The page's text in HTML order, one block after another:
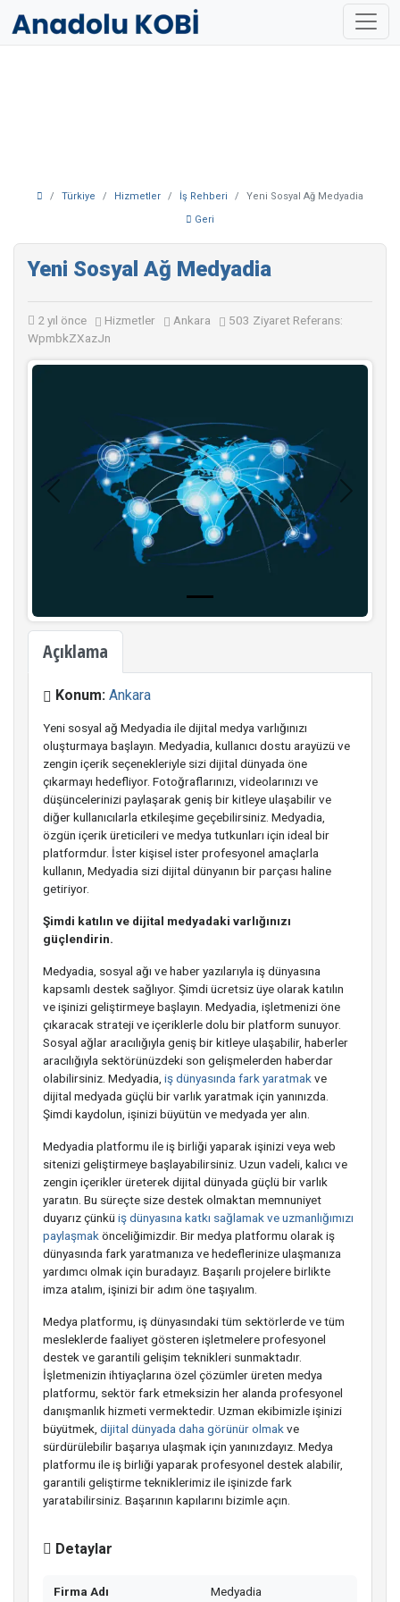
Türkiye Hizmetler İş Rehberi
Yeni Sosyal Ağ Medyadia
Geri
Yeni Sosyal Ağ Medyadia
2 yıl önce Hizmetler Ankara 503 Ziyaret Referans:
WpmbkZXazJn
Geri
Açıklama
Konum: Ankara
Yeni sosyal ağ Medyadia ile dijital medya varlığınızı
oluşturmaya başlayın. Medyadia, kullanıcı dostu arayüzü ve
zengin içerik seçenekleriyle sizi dijital dünyada öne
çıkarmayı hedefliyor. Fotoğraflarınızı, videolarınızı ve
düşüncelerinizi paylaşarak geniş bir kitleye ulaşabilir ve
diğer kullanıcılarla etkileşime geçebilirsiniz. Medyadia,
özgün içerik üreticileri ve medya tutkunları için ideal bir
platformdur. İster kişisel ister profesyonel amaçlarla
kullanın, Medyadia sizi dijital dünyanın bir parçası haline
getiriyor.
Şimdi katılın ve dijital medyadaki varlığınızı
güçlendirin.
Medyadia, sosyal ağı ve haber yazılarıyla iş dünyasına
kapsamlı destek sağlıyor. Şimdi ücretsiz üye olarak katılın
ve işinizi geliştirmeye başlayın. Medyadia, işletmenizi öne
çıkaracak strateji ve içeriklerle dolu bir platform sunuyor.
Sosyal ağlar aracılığıyla geniş bir kitleye ulaşabilir, haberler
aracılığıyla sektörünüzdeki son gelişmelerden haberdar
olabilirsiniz. Medyadia, iş dünyasında fark yaratmak ve
dijital medyada güçlü bir varlık yaratmak için yanınızda.
Şimdi kaydolun, işinizi büyütün ve medyada yer alın.
Medyadia platformu ile iş birliği yaparak işinizi veya web
sitenizi geliştirmeye başlayabilirsiniz. Uzun vadeli, kalıcı ve
zengin içerikler üreterek dijital dünyada güçlü bir varlık
yaratın. Bu süreçte size destek olmaktan memnuniyet
duyarız çünkü iş dünyasına katkı sağlamak ve uzmanlığımızı
paylaşmak önceliğimizdir. Bir medya platformu olarak iş
dünyasında fark yaratmanıza ve hedeflerinize ulaşmanıza
yardımcı olmak için buradayız. Başarılı projelere birlikte
imza atalım, işinizi bir adım öne taşıyalım.
Medya platformu, iş dünyasındaki tüm sektörlerde ve tüm
mesleklerde faaliyet gösteren işletmelere profesyonel
destek ve garantili gelişim teknikleri sunmaktadır.
İşletmenizin ihtiyaçlarına özel çözümler üreten medya
platformu, sektör fark etmeksizin her alanda profesyonel
danışmanlık hizmeti vermektedir. Uzman ekibimizle işinizi
büyütmek, dijital dünyada daha görünür olmak ve
sürdürülebilir başarıya ulaşmak için yanınızdayız. Medya
platformu ile iş birliği yaparak profesyonel destek alabilir,
garantili geliştirme tekniklerimiz ile işinizde fark
yaratabilirsiniz. Başarının kapılarını bizimle açın.
Detaylar
Firma Adı Medyadia